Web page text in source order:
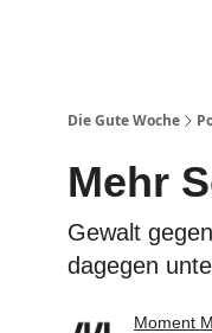
Die Gute Woche
Mehr
Gewalt
dagegen
Moment